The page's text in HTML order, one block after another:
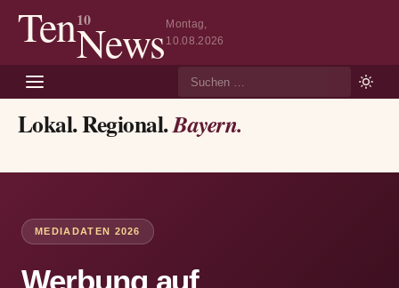
Ten10
News Montag,
10.08.2026
Lokal. Regional.Bayern.
MEDIADATEN 2026
Werbung auf